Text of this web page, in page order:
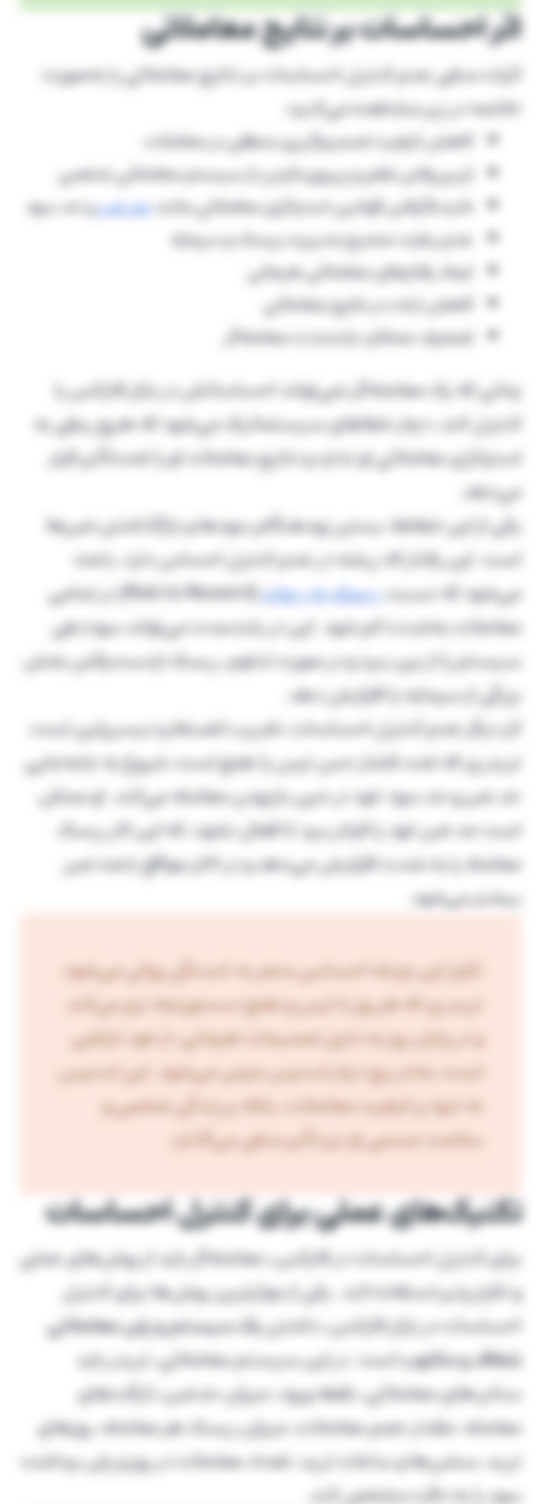
اثر احساسات بر نتایج معاملاتی
اثرات منفی عدم کنترل احساسات بر نتایج معاملاتی را به‌صورت
خلاصه در زیر مشاهده می‌کنید:
کاهش کیفیت تصمیم‌گیری منطقی در معاملات
ازبین‌رفتن نظم و پیروی‌‍نکردن از سیستم معاملاتی شخصی
نادیده‌گرفتن قوانین استراتژی معاملاتی مانندحد ضررو حد سود
عدم رعایت صحیح مدیریت ریسک و سرمایه
ایجاد رفتارهای معاملاتی هیجانی
کاهش ثبات در نتایج معاملاتی
تضعیف عملکرد بلندمدت معامله‌گر
زمانی که یک معامله‌گر نمی‌تواند احساساتش در بازار فارکس را
کنترل کند، دچار خطاهای سیستماتیک می‌شود که هیچ ربطی به
استراتژی معاملاتی او ندارد و نتایج معاملات او را تحت‌تأثیر قرار
می‌دهد.
یکی از این خطاها، بستن زودهنگام سودها و بازگذاشتن ضررها
است. این رفتار که ریشه در عدم کنترل احساس دارد، باعث
می‌شود که نسبتریسک به ریوارد
(Risk to Reward) در تمامی
معاملات به‌شدت کم شود. این در بلندمدت می‌تواند سوددهی
سیستم را از بین ببرد و در صورت تداوم، ریسک ازدست‌رفتن بخش
بزرگی از سرمایه را افزایش دهد.
اثر دیگر عدم کنترل احساسات، تخریب انضباط و دیسیپلین است.
تریدری که تحت فشار حس ترس یا طمع است، شروع به جابه‌جایی
حد ضرر و حد سود خود در حین بازبودن معامله می‌کند. او ممکن
است حد ضرر خود را فراتر ببرد تا فعال نشود، که این کار ریسک
معامله را به شدت افزایش می‌دهد و در اکثر مواقع باعث ضرر
بیشتر می‌شود.
تکرار این چرخه احساسی منجر به خستگی روانی می‌شود.
تریدری که هر روز با ترس و طمع دست‌وپنجه نرم می‌کند
و در پایان روز به دلیل تصمیمات هیجانی، از خود ناراضی
است، به‌تدریج دچار استرس مزمن می‌شود. این استرس
نه تنها بر کیفیت معاملات، بلکه بر زندگی شخصی و
سلامت جسمی او نیز تأثیر منفی می‌گذارد.
تکنیک‌های عملی برای کنترل احساسات
برای کنترل احساسات در فارکس، معامله‌گر باید از روش‌های عملی
و تکرارپذیر استفاده کند. یکی از موثرترین روش‌ها برای کنترل
احساسات در بازار فارکس، داشتنیک سیستم و پلن معاملاتی
شفاف و مکتوباست. در این سیستم معاملاتی، تریدر باید
ستاپ‌های معاملاتی، نقطه ورود، میزان حدضرر، تارگت‌های
معامله، مقدار حجم معاملات، میزان ریسک هر معامله، روزهای
ترید، سشن‌ها و ساعات ترید، تعداد معاملات در روز و پلن برداشت
سود را به دقت مشخص کند.